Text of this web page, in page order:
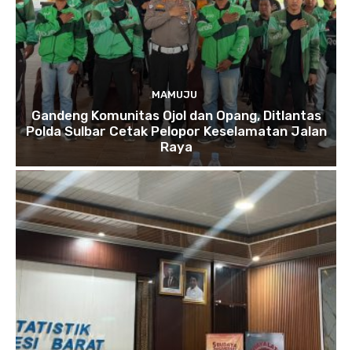
MAMUJU
Gandeng Komunitas Ojol dan Opang, Ditlantas
Polda Sulbar Cetak Pelopor Keselamatan Jalan
Raya